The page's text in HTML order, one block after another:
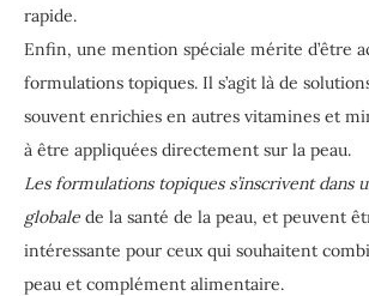
rapide.
Enfin, une mention spéciale mérite d’être
formulations topiques. Il s’agit là de
souvent enrichies en autres vitamines et
à être appliquées directement sur la peau.
Les formulations topiques s’inscrivent dans
globale de la santé de la peau, et peuvent
intéressante pour ceux qui souhaitent
peau et complément alimentaire.